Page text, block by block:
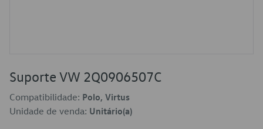
Suporte VW 2Q0906507C
Compatibilidade: Polo, Virtus
Unidade de venda: Unitário(a)